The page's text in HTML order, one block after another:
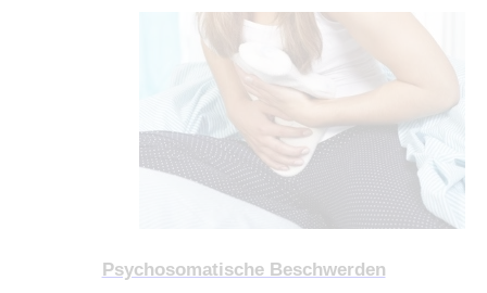
Psychosomatische Beschwerden